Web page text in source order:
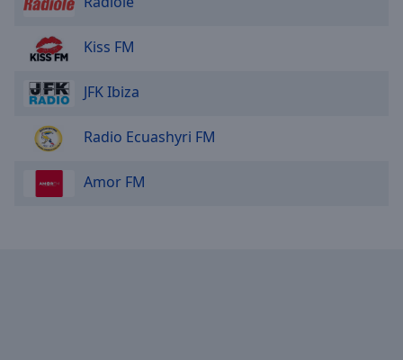
Kiss FM
JFK Ibiza
Radio Ecuashyri FM
Amor FM